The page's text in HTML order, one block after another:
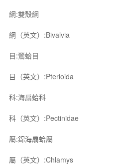
綱:雙殼綱
綱（英文）:Bivalvia
目:鶯蛤目
目（英文）:Pterioida
科:海扇蛤科
科（英文）:Pectinidae
屬:錦海扇蛤屬
屬（英文）:Chlamys